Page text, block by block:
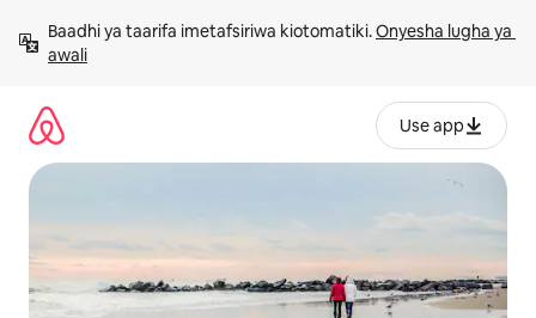
kwenda
kwenye
Baadhi ya taarifa imetafsiriwa kiotomatiki. Onyesha lugha ya
awali
Use app